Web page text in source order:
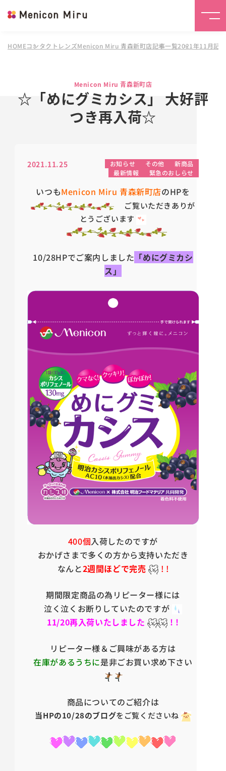
HOMEコンタクトレンズMenicon Miru 青森新町店記事一覧2021年11月記
Menicon Miru 青森新町店
☆「めにグミカシス」 大好評
つき再入荷☆
2021.11.25 お知らせ その他
新商品
最新情報
緊急のおしらせ
いつもMenicon Miru 青森新町店のHPを
ご覧いただきありが
とうございます
10/28HPでご案内しました 「めにグミカシ
ス」
400個入荷したのですが
おかげさまで多くの方から支持いただき
なんと2週間ほどで完売 ! !
期間限定商品の為リピーター様には
泣く泣くお断りしていたのですが
11/20再入荷いたしました
! !
リピーター様＆ご興味がある方は
在庫があるうちに是非ごお買い求め下さい
商品についてのご紹介は
当HPの10/28のブログをご覧くださいね